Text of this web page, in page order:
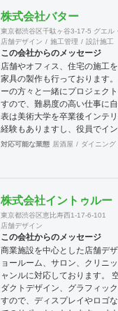
底上げ、活性化に努め成長し
株式会社バター
東京都渋谷区千駄ヶ谷3-17-5 グエル
店舗デザイン
施工管理 設計施工
この会社からのメッセージ
店舗やオフィス、住宅の施工
家具の製作も行っております
ーの方々と一緒にプロジェク
すので、難易度の高い仕事に
表は美術大学を卒業後インテ
経験もありますし、役員でイ
表を務めている者もおり、社
すので、社内で5名と専属の
人を抱えており、内装工事に
める木工家具の製作には質、
す。 その他、自社で飲食店を
レシピ提供、仕入先のコーデ
っており設計や施工だけにと
あります。 大手企業の新業態
トメンバーとしてノウハウ提
対応可能な業態 居酒屋 ダイニング
株式会社イントゥルー
東京都渋谷区恵比寿西1-17-6-101
店舗デザイン
この会社からのメッセージ
商業施設を中心とした店舗デ
ョールーム、サロン、クリニ
ャンルに対応しております。
ダクトデザイン、グラフィッ
すので、ディスプレイやロゴ